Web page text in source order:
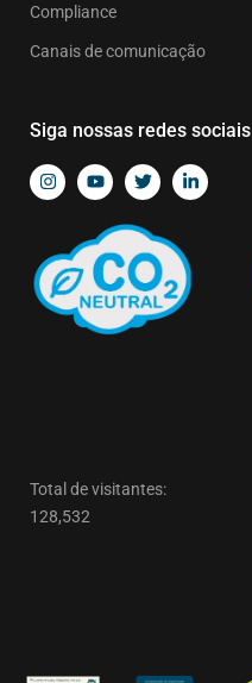
Compliance
Canais de comunicação
Siga nossas redes sociais
Total de visitantes:
128,532